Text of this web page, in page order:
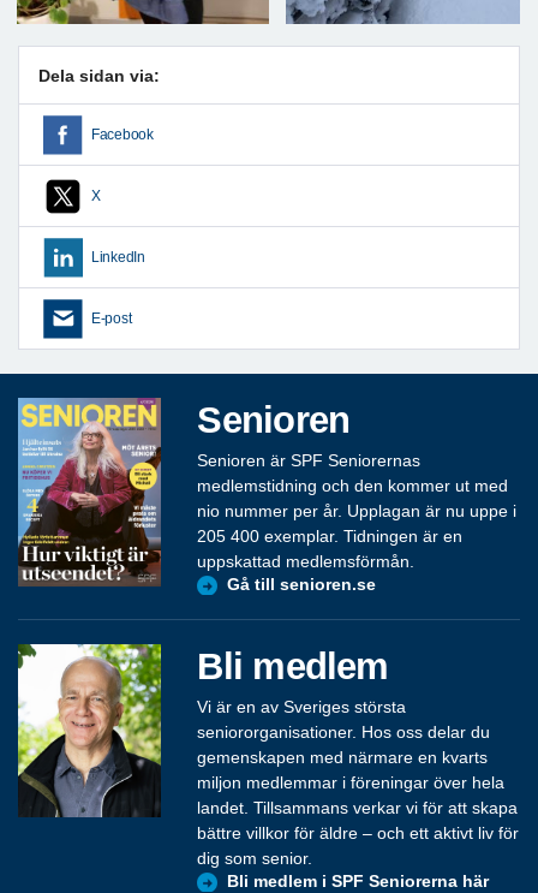
Dela sidan via:
Facebook
X
LinkedIn
E-post
Senioren
Senioren är SPF Seniorernas
medlemstidning och den kommer ut med
nio nummer per år. Upplagan är nu uppe i
205 400 exemplar. Tidningen är en
uppskattad medlemsförmån.
Gå till senioren.se
Bli medlem
Vi är en av Sveriges största
seniororganisationer. Hos oss delar du
gemenskapen med närmare en kvarts
miljon medlemmar i föreningar över hela
landet. Tillsammans verkar vi för att skapa
bättre villkor för äldre – och ett aktivt liv för
dig som senior.
Bli medlem i SPF Seniorerna här